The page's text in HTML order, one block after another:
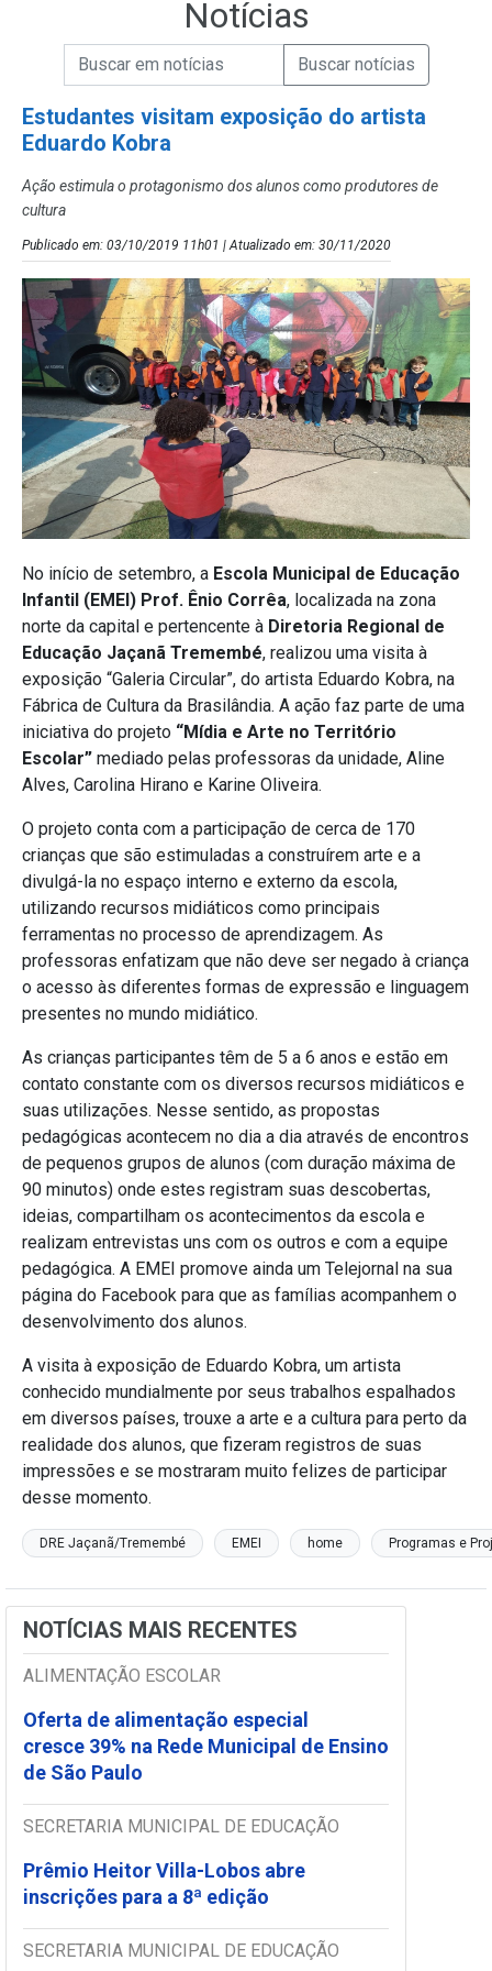
Notícias
Campo de Busca de Notícias
Campo de Busca de informaçõesEnviar a Busca de Notícias
Estudantes visitam exposição do artista
Eduardo Kobra
Ação estimula o protagonismo dos alunos como produtores de
cultura
Publicado em: 03/10/2019 11h01 | Atualizado em: 30/11/2020
No início de setembro, a Escola Municipal de Educação
Infantil (EMEI) Prof. Ênio Corrêa, localizada na zona
norte da capital e pertencente à Diretoria Regional de
Educação Jaçanã Tremembé, realizou uma visita à
exposição “Galeria Circular”, do artista Eduardo Kobra, na
Fábrica de Cultura da Brasilândia. A ação faz parte de uma
iniciativa do projeto “Mídia e Arte no Território
Escolar” mediado pelas professoras da unidade, Aline
Alves, Carolina Hirano e Karine Oliveira.
O projeto conta com a participação de cerca de 170
crianças que são estimuladas a construírem arte e a
divulgá-la no espaço interno e externo da escola,
utilizando recursos midiáticos como principais
ferramentas no processo de aprendizagem. As
professoras enfatizam que não deve ser negado à criança
o acesso às diferentes formas de expressão e linguagem
presentes no mundo midiático.
As crianças participantes têm de 5 a 6 anos e estão em
contato constante com os diversos recursos midiáticos e
suas utilizações. Nesse sentido, as propostas
pedagógicas acontecem no dia a dia através de encontros
de pequenos grupos de alunos (com duração máxima de
90 minutos) onde estes registram suas descobertas,
ideias, compartilham os acontecimentos da escola e
realizam entrevistas uns com os outros e com a equipe
pedagógica. A EMEI promove ainda um Telejornal na sua
página do Facebook para que as famílias acompanhem o
desenvolvimento dos alunos.
A visita à exposição de Eduardo Kobra, um artista
conhecido mundialmente por seus trabalhos espalhados
em diversos países, trouxe a arte e a cultura para perto da
realidade dos alunos, que fizeram registros de suas
impressões e se mostraram muito felizes de participar
desse momento.
DRE Jaçanã/Tremembé EMEI home Programas e
NOTÍCIAS MAIS RECENTES
ALIMENTAÇÃO ESCOLAR
Oferta de alimentação especial
cresce 39% na Rede Municipal de Ensino
de São Paulo
SECRETARIA MUNICIPAL DE EDUCAÇÃO
Prêmio Heitor Villa-Lobos abre
inscrições para a 8ª edição
SECRETARIA MUNICIPAL DE EDUCAÇÃO